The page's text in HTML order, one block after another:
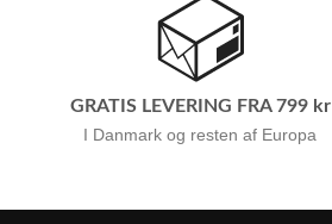
GRATIS LEVERING FRA 799 kr
I Danmark og resten af Europa